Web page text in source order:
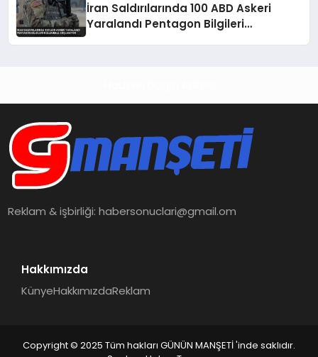
İran Saldırılarında 100 ABD Askeri
Yaralandı Pentagon Bilgileri
Reklam & işbirliği:habersonuclari@gmail.om
Hakkımızda
KünyeHakkımızdaReklam
Copyright © 2025 Tüm hakları GÜNÜN MANŞETİ 'inde saklıdır.